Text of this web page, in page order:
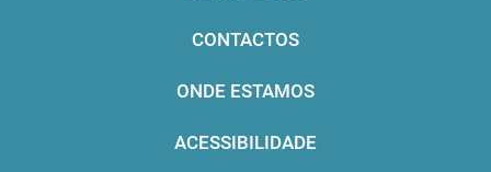
CONTACTOS
ONDE ESTAMOS
ACESSIBILIDADE